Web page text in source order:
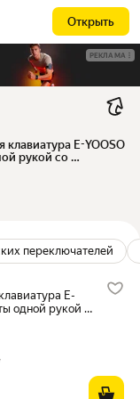
Открыть
РЕКЛАМА
клавиатура E-YOOSO
рукой со
и 6
переключателей
E-
одной рукой со
и 6
₽ вместо